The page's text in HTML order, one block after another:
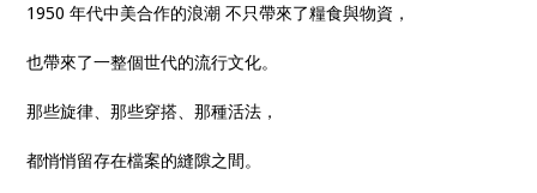
1950 年代中美合作的浪潮 不只帶來了糧食與物資，
也帶來了一整個世代的流行文化。
那些旋律、那些穿搭、那種活法，
都悄悄留存在檔案的縫隙之間。